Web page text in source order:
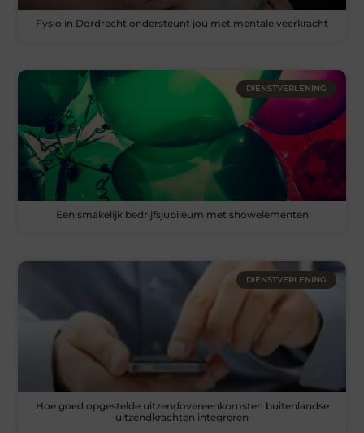
Fysio in Dordrecht ondersteunt jou met mentale veerkracht
DIENSTVERLENING
Een smakelijk bedrijfsjubileum met showelementen
DIENSTVERLENING
Hoe goed opgestelde uitzendovereenkomsten buitenlandse
uitzendkrachten integreren